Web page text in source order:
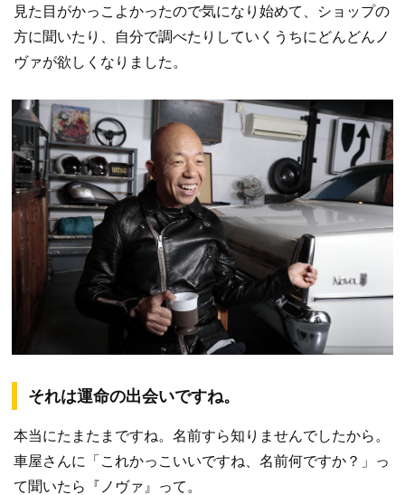
見た目がかっこよかったので気になり始めて、ショップの
方に聞いたり、自分で調べたりしていくうちにどんどんノ
ヴァが欲しくなりました。
それは運命の出会いですね。
本当にたまたまですね。名前すら知りませんでしたから。
車屋さんに「これかっこいいですね、名前何ですか？」っ
て聞いたら『ノヴァ』って。